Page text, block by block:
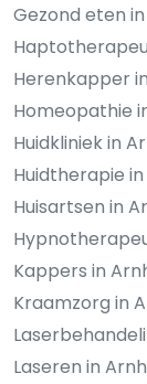
Gezond eten
Herenkapper
Homeopathie
Huidkliniek in
Huidtherapie
Huisartsen in
Kappers in
Kraamzorg in
Laseren in